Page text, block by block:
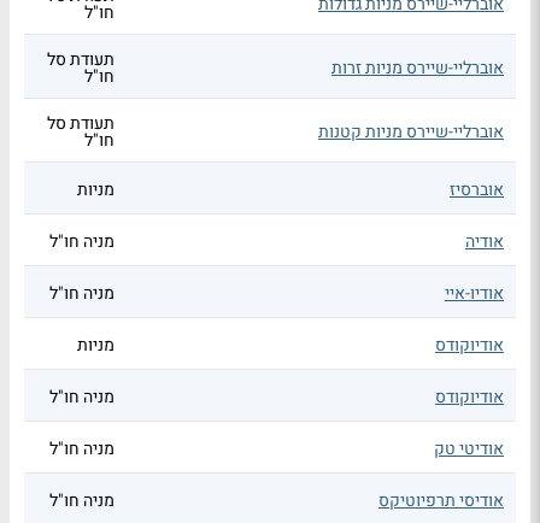
חו"ל
אוברליי-שיירס מניות זרות תעודת סל
חו"ל
אוברליי-שיירס מניות קטנות תעודת סל
חו"ל
אוברסיז
מניות
אודיה מניה חו"ל
אודיו-איי מניה חו"ל
אודיוקודס מניות
אודיוקודס מניה חו"ל
אודיטי טק מניה חו"ל
אודיסי תרפיוטיקס מניה חו"ל